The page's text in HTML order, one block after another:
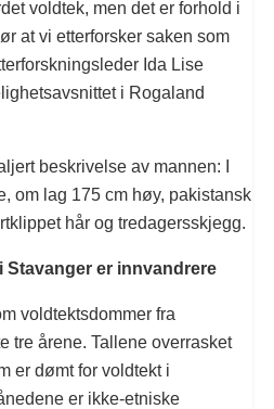
voldtek, men det er forhold i
at vi etterforsker saken som
Ida Lise
i Rogaland
beskrivelse av mannen: I
om lag 175 cm høy, pakistansk
hår og tredagersskjegg.
Stavanger er innvandrere
voldtektsdommer fra
tre årene. Tallene overrasket
er dømt for voldtekt i
er ikke-etniske